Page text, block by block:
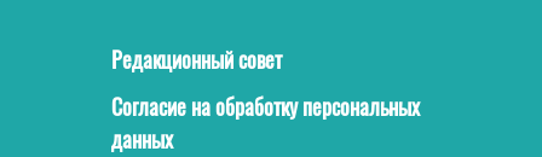
Редакционный совет
Согласие на обработку персональных
данных